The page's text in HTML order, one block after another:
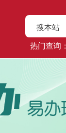
搜本站
热门查询：